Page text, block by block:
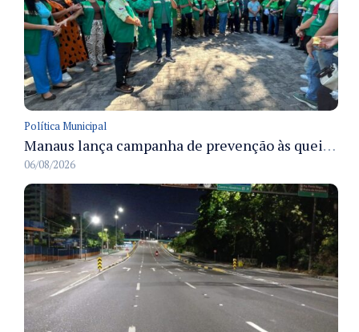
Política Municipal
Manaus lança campanha de prevenção às queimadas no verão amazônico com comitê integrado
06/08/2026